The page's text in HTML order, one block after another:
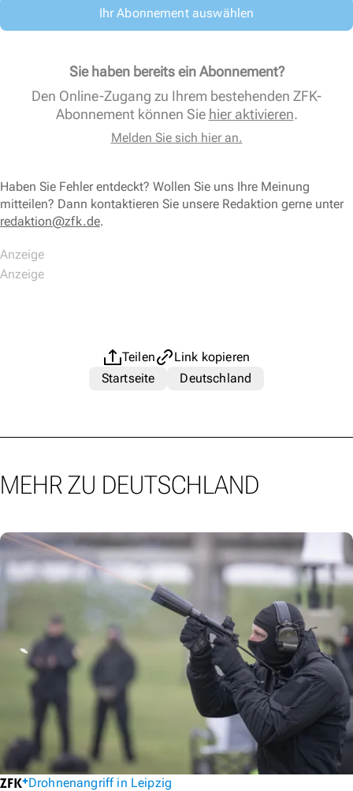
Ihr Abonnement auswählen
Sie haben bereits ein Abonnement?
Den Online-Zugang zu Ihrem bestehenden ZFK-
Abonnement können Sie hier aktivieren.
Melden Sie sich hier an.
Haben Sie Fehler entdeckt? Wollen Sie uns Ihre Meinung
mitteilen? Dann kontaktieren Sie unsere Redaktion gerne unter
redaktion@zfk.de.
Teilen
Link kopieren
Startseite
Deutschland
MEHR ZU DEUTSCHLAND
Drohnenangriff in Leipzig